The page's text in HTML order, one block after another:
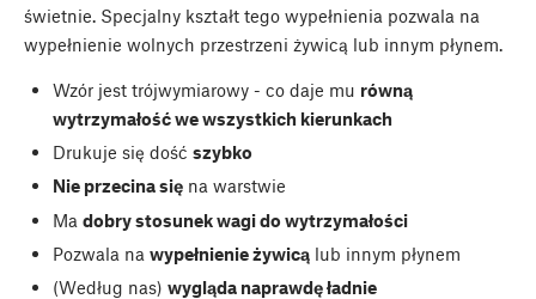
świetnie. Specjalny kształt tego wypełnienia pozwala na
wypełnienie wolnych przestrzeni żywicą lub innym płynem.
Wzór jest trójwymiarowy - co daje mu równą
wytrzymałość we wszystkich kierunkach
Drukuje się dość szybko
Nie przecina sięna warstwie
Ma dobry stosunek wagi do wytrzymałości
Pozwala na wypełnienie żywicąlub innym płynem
(Według nas) wygląda naprawdę ładnie